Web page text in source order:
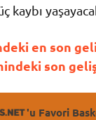
kaybı
en son
son
'u Favori